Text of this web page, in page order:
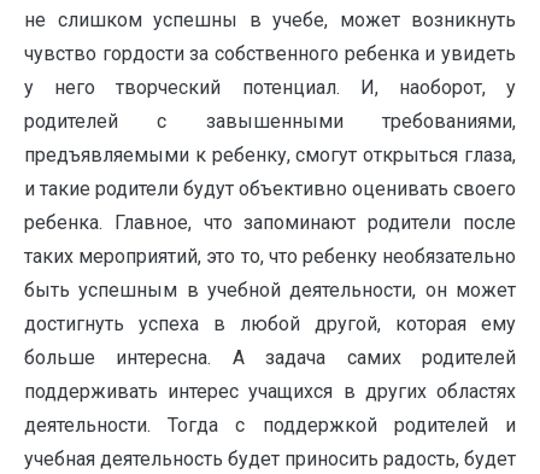
не слишком успешны в учебе, может возникнуть
чувство гордости за собственного ребенка и увидеть
у него творческий потенциал. И, наоборот, у
родителей с завышенными требованиями,
предъявляемыми к ребенку, смогут открыться глаза,
и такие родители будут объективно оценивать своего
ребенка. Главное, что запоминают родители после
таких мероприятий, это то, что ребенку необязательно
быть успешным в учебной деятельности, он может
достигнуть успеха в любой другой, которая ему
больше интересна. А задача самих родителей
поддерживать интерес учащихся в других областях
деятельности. Тогда с поддержкой родителей и
учебная деятельность будет приносить радость, будет